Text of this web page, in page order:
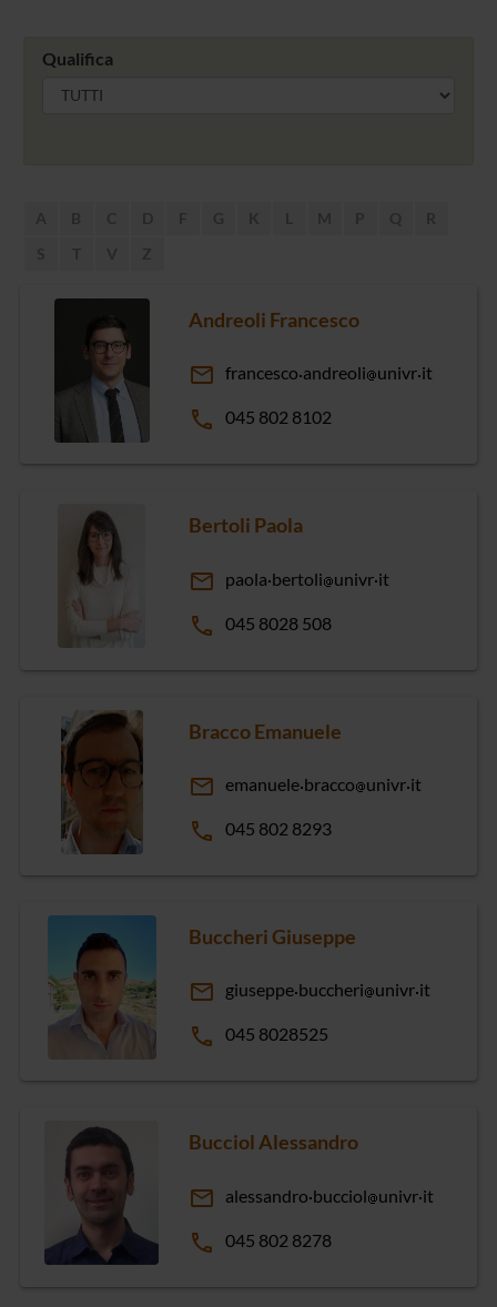
Qualifica
Andreoli Francesco
email francesco andreoli univr it
phone 045 802 8102
Bertoli Paola
email paola bertoli univr it
phone 045 8028 508
Bracco Emanuele
email emanuele bracco univr it
phone 045 802 8293
Buccheri Giuseppe
email giuseppe buccheri univr it
phone 045 8028525
Bucciol Alessandro
email alessandro bucciol univr it
phone 045 802 8278